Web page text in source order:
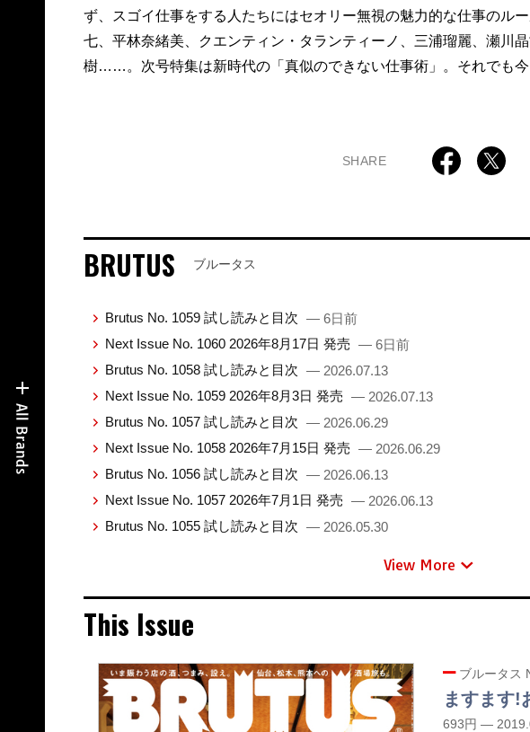
ず、スゴイ仕事をする人たちにはセオリー無視の魅力的な仕事のル
七、平林奈緒美、クエンティン・タランティーノ、三浦瑠麗、瀬川
樹……。次号特集は新時代の「真似のできない仕事術」。それでも今
SHARE
BRUTUS ブルータス
Brutus No. 1059 試し読みと目次 — 6日前
Next Issue No. 1060 2026年8月17日 発売 — 6日前
Brutus No. 1058 試し読みと目次 — 2026.07.13
Next Issue No. 1059 2026年8月3日 発売 — 2026.07.13
Brutus No. 1057 試し読みと目次 — 2026.06.29
Next Issue No. 1058 2026年7月15日 発売 — 2026.06.29
Brutus No. 1056 試し読みと目次 — 2026.06.13
Next Issue No. 1057 2026年7月1日 発売 — 2026.06.13
Brutus No. 1055 試し読みと目次 — 2026.05.30
View More
This Issue
ブルータス
ますます!
693円 —